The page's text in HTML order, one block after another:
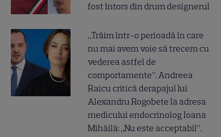
fost întors din drum designerul
„Trăim într-o perioadă în care
nu mai avem voie să trecem cu
vederea astfel de
comportamente”. Andreea
Raicu critică derapajul lui
Alexandru Rogobete la adresa
medicului endocrinolog Ioana
Mihăilă: „Nu este acceptabil”.